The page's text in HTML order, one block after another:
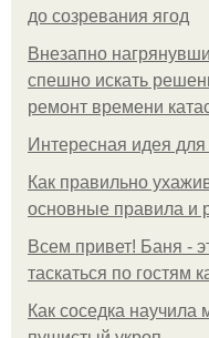
до созревания ягод
Внезапно
спешно искать
ремонт времени
Интересная идея для
Как правильно
основные правила и
Всем привет! Баня -
таскаться по гостям
Как соседка